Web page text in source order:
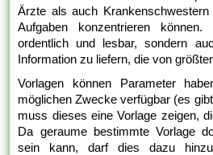
Ärzte als auch
Aufgaben konzentrieren
ordentlich und lesbar, sondern
Information zu liefern, die von
Vorlagen können Parameter
möglichen Zwecke verfügbar (es
muss dieses eine Vorlage zeigen,
Da geraume bestimmte Vorlage
sein kann, darf dies dazu